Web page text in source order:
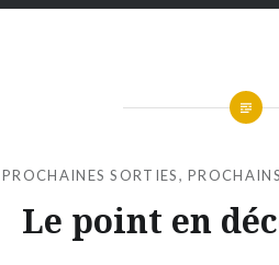
PROCHAINES SORTIES,
Le point en